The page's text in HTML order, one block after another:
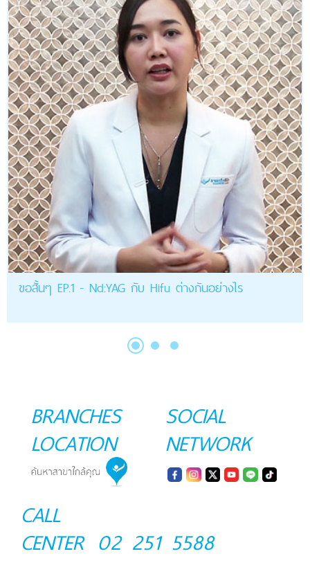
ขอสั้นๆ EP.1 - Nd:YAG กับ Hifu ต่างกันอย่างไร
BRANCHES
LOCATION
SOCIAL
NETWORK
CALL
CENTER 02 251 5588